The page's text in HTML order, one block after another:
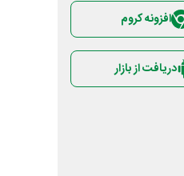
افزونه کروم
دریافت از بازار